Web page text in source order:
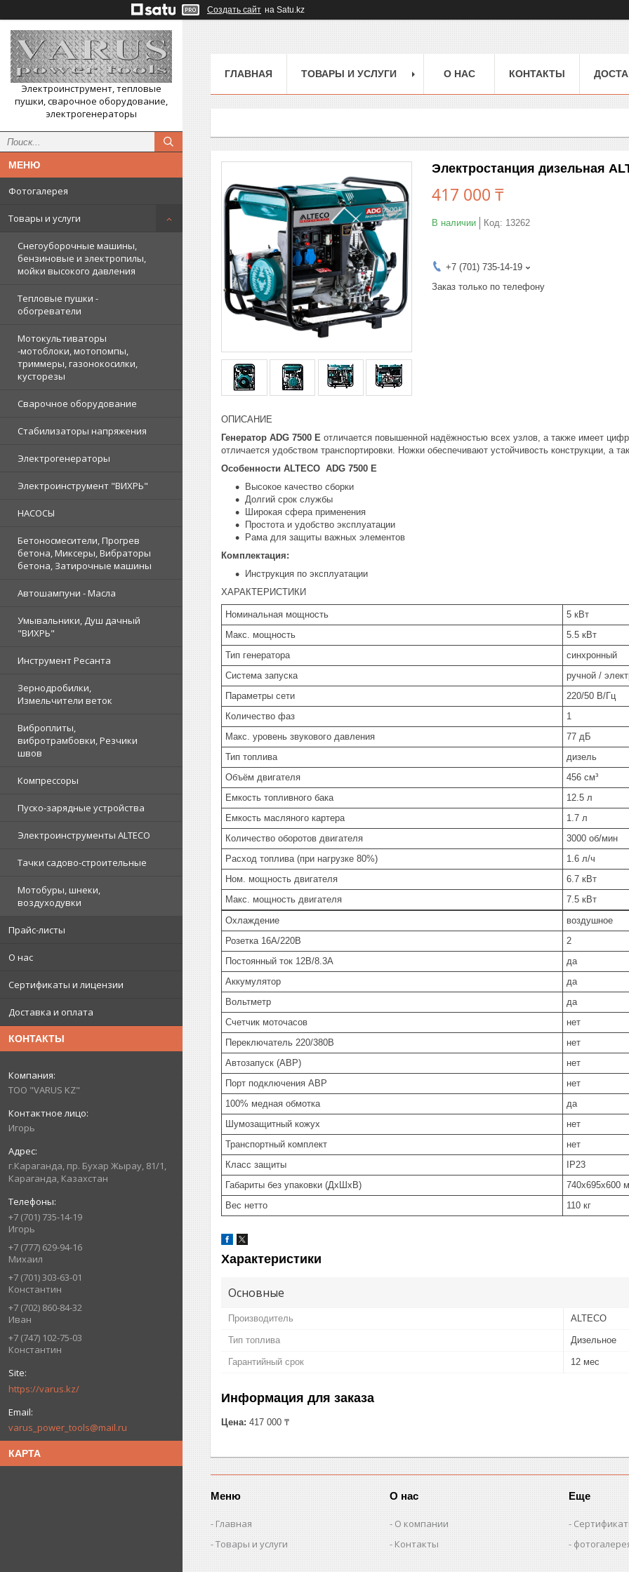
Создать сайт на Satu.kz
Электроинструмент, тепловые
пушки, сварочное оборудование,
электрогенераторы
Фотогалерея
Товары и услуги
Снегоуборочные машины,
бензиновые и электропилы,
мойки высокого давления
Тепловые пушки -
обогреватели
Мотокультиваторы
-мотоблоки, мотопомпы,
триммеры, газонокосилки,
кусторезы
Сварочное оборудование
Стабилизаторы напряжения
Электрогенераторы
Электроинструмент "ВИХРЬ"
НАСОСЫ
Бетоносмесители, Прогрев
бетона, Миксеры, Вибраторы
бетона, Затирочные машины
Автошампуни - Масла
Умывальники, Душ дачный
"ВИХРЬ"
Инструмент Ресанта
Зернодробилки,
Измельчители веток
Виброплиты,
вибротрамбовки, Резчики
швов
Компрессоры
Пуско-зарядные устройства
Электроинструменты ALTECO
Тачки садово-строительные
Мотобуры, шнеки,
воздуходувки
Прайс-листы
О нас
Сертификаты и лицензии
Доставка и оплата
КОНТАКТЫ
ТОО "VARUS KZ"
Игорь
г.Караганда, пр. Бухар Жырау, 81/1,
Караганда, Казахстан
+7 (701) 735-14-19
Игорь
+7 (777) 629-94-16
Михаил
+7 (701) 303-63-01
Константин
+7 (702) 860-84-32
Иван
+7 (747) 102-75-03
Константин
https://varus.kz/
varus_power_tools@mail.ru
КАРТА
ГЛАВНАЯ ТОВАРЫ И УСЛУГИ О НАС КОНТАКТЫ
Электростанция дизельная
417 000 ₸
В наличии Код: 13262
+7 (701) 735-14-19
Заказ только по телефону
ОПИСАНИЕ
Генератор ADG 7500 Е отличается повышенной надёжностью всех узлов, а также имеет
отличается удобством транспортировки. Ножки обеспечивают устойчивость конструкции, а
Особенности ALTECO ADG 7500 E
Высокое качество сборки
Долгий срок службы
Широкая сфера применения
Простота и удобство эксплуатации
Рама для защиты важных элементов
Комплектация:
Инструкция по эксплуатации
ХАРАКТЕРИСТИКИ
Номинальная мощность
5 кВт
Макс. мощность
5.5 кВт
Тип генератора
синхронный
Система запуска
ручной /
Параметры сети
220/50 В/Гц
Количество фаз
1
Макс. уровень звукового давления
77 дБ
Тип топлива
дизель
Объём двигателя
456 см³
Емкость топливного бака
12.5 л
Емкость масляного картера
1.7 л
Количество оборотов двигателя
3000 об/мин
Расход топлива (при нагрузке 80%)
1.6 л/ч
Ном. мощность двигателя
6.7 кВт
Макс. мощность двигателя
7.5 кВт
Охлаждение
воздушное
Розетка 16А/220В
2
Постоянный ток 12В/8.3А
да
Аккумулятор
да
Вольтметр
да
Счетчик моточасов
нет
Переключатель 220/380В
нет
Автозапуск (АВР)
нет
Порт подключения АВР
нет
100% медная обмотка
да
Шумозащитный кожух
нет
Транспортный комплект
нет
Класс защиты
IP23
Габариты без упаковки (ДхШхВ)
740x695x600
Вес нетто
110 кг
Характеристики
Основные
Производитель ALTECO
Тип топлива Дизельное
Гарантийный срок 12 мес
Информация для заказа
Цена: 417 000 ₸
Меню
Главная
Товары и услуги
О нас
О компании
Контакты
Еще